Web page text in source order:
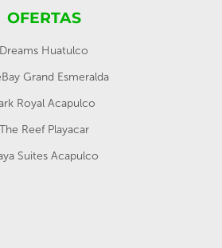
OFERTAS
Dreams Huatulco
Grand Esmeralda
Royal Acapulco
The Reef Playacar
Suites Acapulco